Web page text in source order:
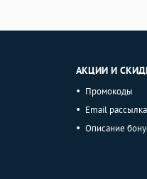
АКЦИИ И
Промокоды
Email рассылка
Описание